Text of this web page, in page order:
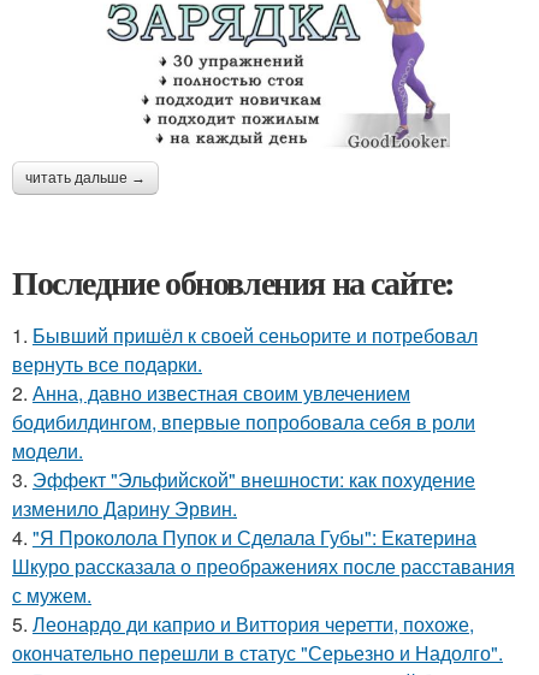
читать дальше →
Последние обновления на сайте:
1. Бывший пришёл к своей сеньорите и потребовал
вернуть все подарки.
2. Анна, давно известная своим увлечением
бодибилдингом, впервые попробовала себя в роли
модели.
3. Эффект "Эльфийской" внешности: как похудение
изменило Дарину Эрвин.
4. "Я Проколола Пупок и Сделала Губы": Екатерина
Шкуро рассказала о преображениях после расставания
с мужем.
5. Леонардо ди каприо и Виттория черетти, похоже,
окончательно перешли в статус "Серьезно и Надолго".